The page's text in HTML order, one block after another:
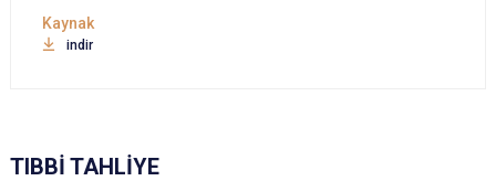
indir
TIBBİ TAHLİYE